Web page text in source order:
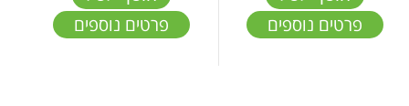
פרטים נוספים פרטים נוספים